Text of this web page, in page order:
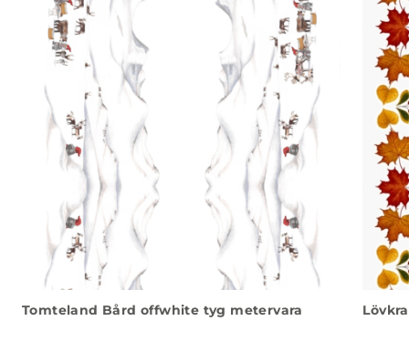
Tomteland Bård offwhite tyg metervara